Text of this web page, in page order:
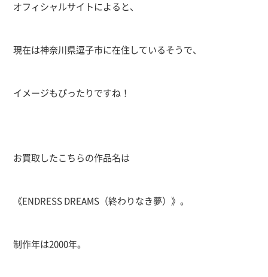
オフィシャルサイトによると、
現在は神奈川県逗子市に在住しているそうで、
イメージもぴったりですね！
お買取したこちらの作品名は
《ENDRESS DREAMS（終わりなき夢）》。
制作年は2000年。